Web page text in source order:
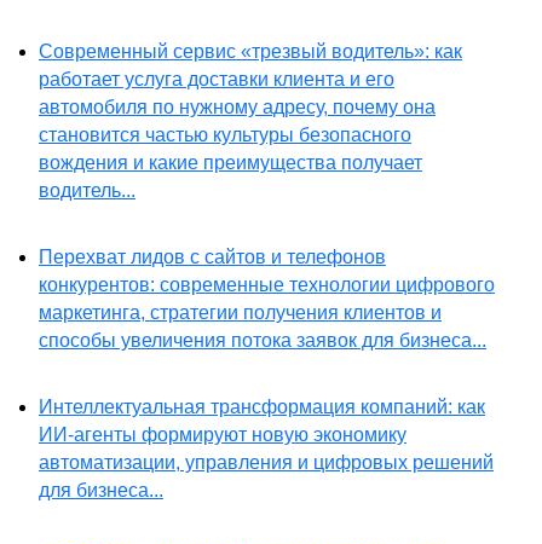
Современный сервис «трезвый водитель»: как
работает услуга доставки клиента и его
автомобиля по нужному адресу, почему она
становится частью культуры безопасного
вождения и какие преимущества получает
водитель...
Перехват лидов с сайтов и телефонов
конкурентов: современные технологии цифрового
маркетинга, стратегии получения клиентов и
способы увеличения потока заявок для бизнеса...
Интеллектуальная трансформация компаний: как
ИИ-агенты формируют новую экономику
автоматизации, управления и цифровых решений
для бизнеса...